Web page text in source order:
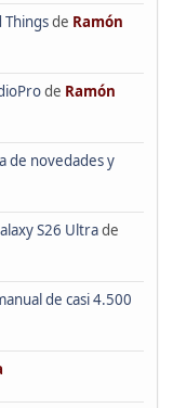
Thingsde Ramón
de Ramón
de novedades y
S26 Ultrade
de casi 4.500